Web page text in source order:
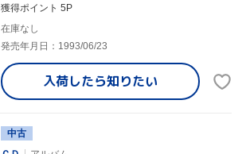
獲得ポイント 5P
在庫なし
発売年月日：1993/06/23
入荷したら知りたい
中古